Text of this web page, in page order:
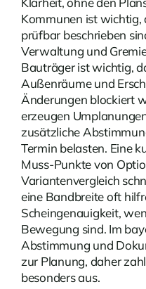
Kommunen ist
prüfbar beschrieben
Verwaltung und
Bauträger ist wichtig,
Außenräume und
Änderungen blockiert
erzeugen
zusätzliche
Termin belasten. Eine
Muss-Punkte von
Variantenvergleich
eine Bandbreite oft
Scheingenauigkeit,
Bewegung sind. Im
Abstimmung und
zur Planung, daher
besonders aus.